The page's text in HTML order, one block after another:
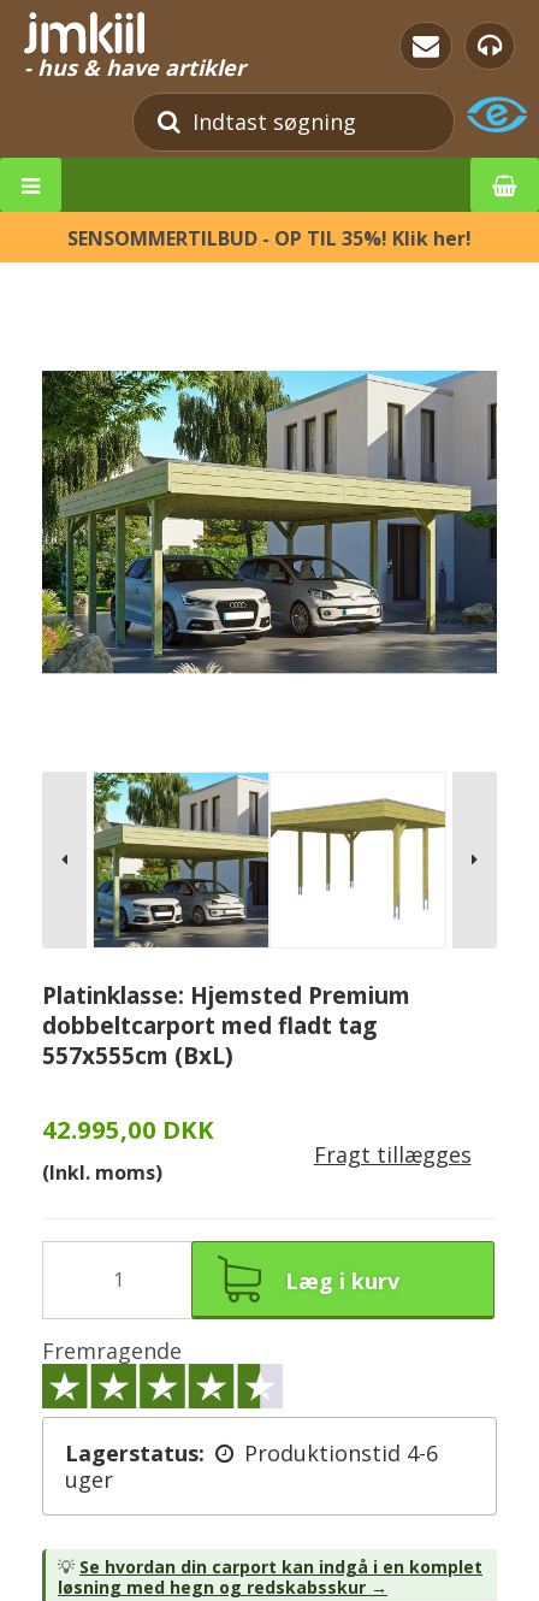
- hus & have artikler
SENSOMMERTILBUD - OP TIL 35%! Klik her!
Platinklasse: Hjemsted Premium
dobbeltcarport med fladt tag
557x555cm (BxL)
42.995,00 DKK
(Inkl. moms)
Fragt tillægges
Læg i kurv
Fremragende
Lagerstatus:
Produktionstid 4-6
uger
💡 Se hvordan din carport kan indgå i en komplet
løsning med hegn og redskabsskur →